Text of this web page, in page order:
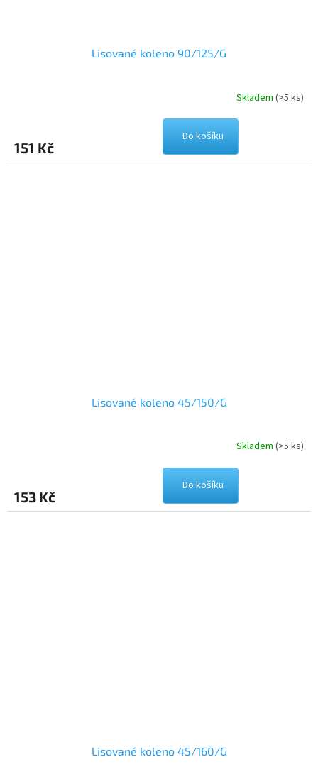
Lisované koleno 90/125/G
Skladem (>5 ks)
151 Kč
Do košíku
Lisované koleno 45/150/G
Skladem (>5 ks)
153 Kč
Do košíku
Lisované koleno 45/160/G